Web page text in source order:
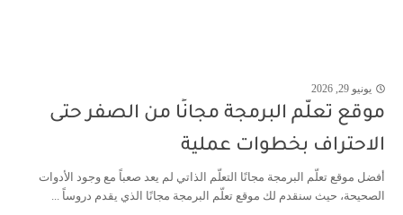
يونيو 29, 2026
موقع تعلّم البرمجة مجانًا من الصفر حتى
الاحتراف بخطوات عملية
أفضل موقع تعلّم البرمجة مجانًا التعلّم الذاتي لم يعد صعباً مع وجود الأدوات
الصحيحة، حيث سنقدم لك موقع تعلّم البرمجة مجانًا الذي يقدم دروساً ...